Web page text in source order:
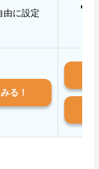
由に設定
る！